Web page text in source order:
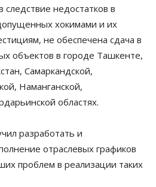
недостатков в
хокимами и их
не обеспечена сдача в
объектов в городе Ташкенте,
Самаркандской,
Наманганской,
областях.
разработать и
отраслевых графиков
проблем в реализации таких